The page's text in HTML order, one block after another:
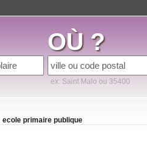
OÙ ?
ex: Saint Malo ou 35400
ecole primaire publique